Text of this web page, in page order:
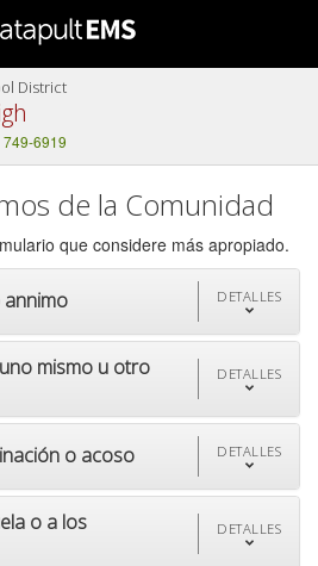
District
6919
de la Comunidad
que considere más apropiado.
DETALLES
mismo u otro DETALLES
o acoso DETALLES
o a los DETALLES